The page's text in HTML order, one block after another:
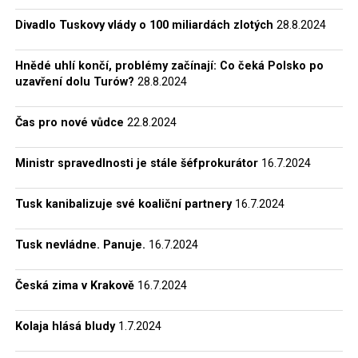
Bezpieczeństwa, SB) a vojenské rozvědky i
kontrarozvědky (Główny Zarząd Informacji Wojska
Polskiego – Wojskowa Służba Wewnętrzna a Oddział II
Sztabu Generalnego WP – Zarząd II Sztabu Generalnego
WP).
Kromě toho se do archivů IPN dostaly také materiály,
které se týkají polského ozbrojeného
protikomunistického odboje a tzv. demokratické opozice,
jež v Polské lidové republice existovala v letech 1956–89.
Tyto dokumenty mají zcela unikátní historickou
bezpečnost při operativní a výzvědné činnosti namířené
těmto archiváliím (jedná se o více než 90 km spisů!) bylo
dokumentovat zločiny tohoto režimu a posléze
formulovat hodnocení období let 1944–89.
Divadlo Tuskovy vlády o 100 miliardách zlotých 28.8.2024
Hnědé uhlí končí, problémy začínají: Co čeká Polsko po
uzavření dolu Turów? 28.8.2024
Čas pro nové vůdce 22.8.2024
Ministr spravedlnosti je stále šéfprokurátor 16.7.2024
Tusk kanibalizuje své koaliční partnery 16.7.2024
Tusk nevládne. Panuje. 16.7.2024
Česká zima v Krakově 16.7.2024
Kolaja hlásá bludy 1.7.2024